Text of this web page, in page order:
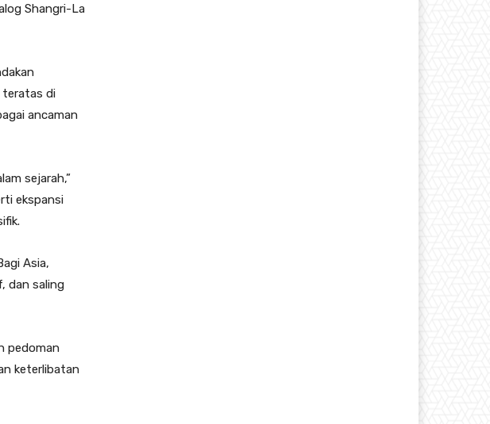
Shangri-La
teratas di
ancaman
sejarah,”
ekspansi
Asia,
dan saling
pedoman
keterlibatan